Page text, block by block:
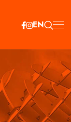
EN